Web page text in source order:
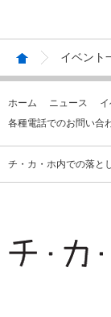
イベント
ホーム ニュース
各種電話でのお問い合
チ・カ・ホ内での落と